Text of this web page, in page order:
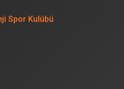
Spor Kulübü